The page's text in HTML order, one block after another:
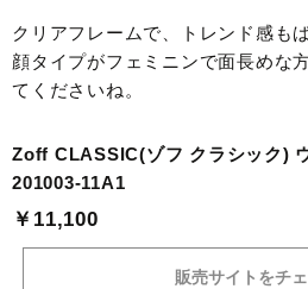
クリアフレームで、トレンド感も
顔タイプがフェミニンで面長めな
てくださいね。
Zoff CLASSIC(ゾフ クラシック)
201003-11A1
￥11,100
販売サイトをチ